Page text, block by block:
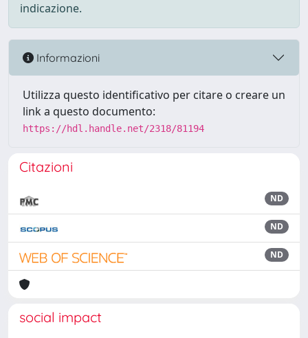
indicazione.
Informazioni
Utilizza questo identificativo per citare o creare un
link a questo documento:
https://hdl.handle.net/2318/81194
Citazioni
ND
ND
ND
social impact